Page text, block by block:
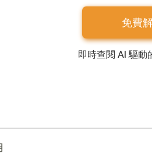
免費
即時查閱 AI 驅動